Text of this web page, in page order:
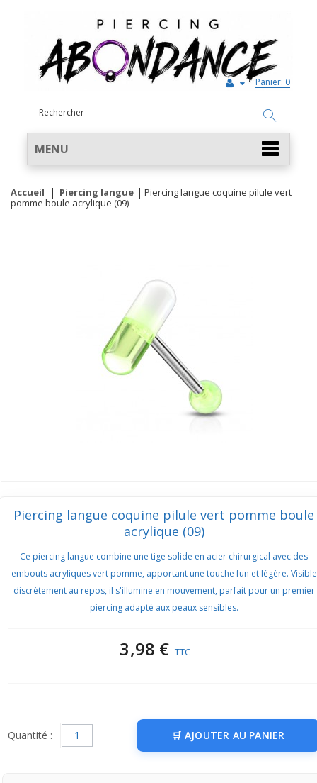
Panier: 0
MENU
Accueil Piercing langue
Piercing langue coquine pilule vert
pomme boule acrylique (09)
Piercing langue coquine pilule vert pomme boule
acrylique (09)
Ce piercing langue combine une tige solide en acier chirurgical avec des
embouts acryliques vert pomme, apportant une touche fun et légère. Visible
discrètement au repos, il s'illumine en mouvement, parfait pour un premier
piercing adapté aux peaux sensibles.
3,98 € TTC
Quantité : AJOUTER AU PANIER